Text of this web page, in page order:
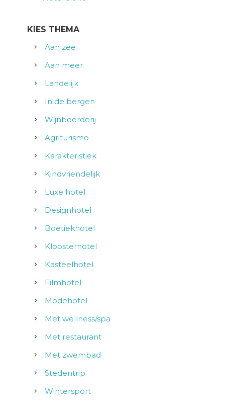
KIES THEMA
Aan zee
Aan meer
Landelijk
In de bergen
Wijnboerderij
Agriturismo
Karakteristiek
Kindvriendelijk
Luxe hotel
Designhotel
Boetiekhotel
Kloosterhotel
Kasteelhotel
Filmhotel
Modehotel
Met wellness/spa
Met restaurant
Met zwembad
Stedentrip
Wintersport